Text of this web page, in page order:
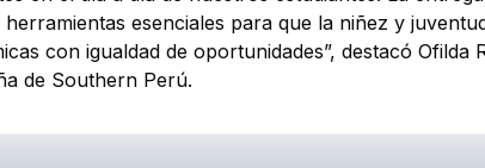
esenciales para que la niñez y
con igualdad de oportunidades”, destacó
de Southern Perú.